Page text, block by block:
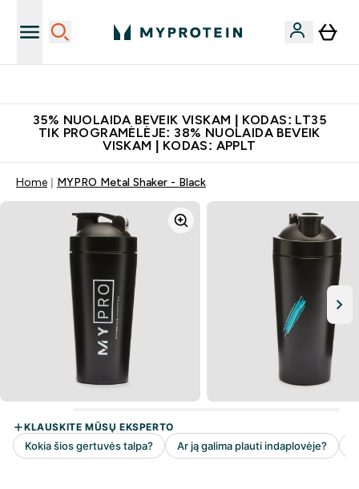
35% NUOLAIDA BEVEIK VISKAM | KODAS: LT35
TIK PROGRAMĖLĖJE: 38% NUOLAIDA BEVEIK
VISKAM | KODAS: APPLT
Home MYPRO Metal Shaker - Black